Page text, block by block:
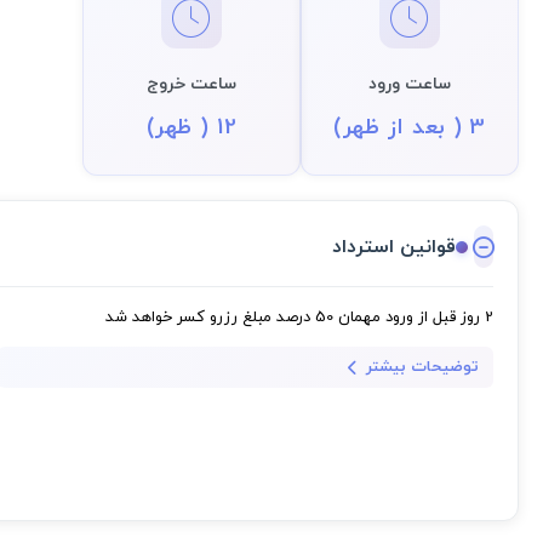
ساعت ورود
3 ( بعد از ظهر)
ساعت خروج
12 ( ظهر)
قوانین استرداد
2 روز قبل از ورود مهمان 50 درصد مبلغ رزرو کسر خواهد شد
توضیحات بیشتر